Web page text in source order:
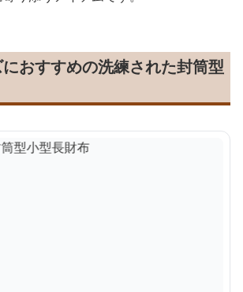
おすすめの洗練された封筒型